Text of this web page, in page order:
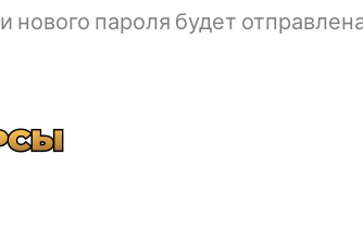
нового пароля будет